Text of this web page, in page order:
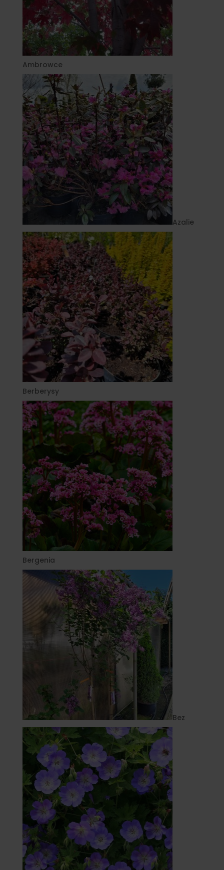
Ambrowce
Azalie
Berberysy
Bergenia
Bez